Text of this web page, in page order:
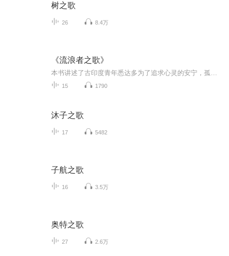
树之歌
26 8.4万
《流浪者之歌》
15 1790
沐子之歌
17 5482
子航之歌
16 3.5万
奥特之歌
27 2.6万